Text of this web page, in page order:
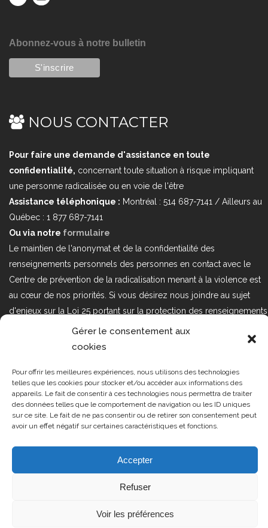
Gérer le consentement aux
cookies
Pour offrir les meilleures expériences, nous utilisons des technologies
telles que les cookies pour stocker et/ou accéder aux informations des
appareils. Le fait de consentir à ces technologies nous permettra de traiter
des données telles que le comportement de navigation ou les ID uniques
sur ce site. Le fait de ne pas consentir ou de retirer son consentement peut
avoir un effet négatif sur certaines caractéristiques et fonctions.
Accepter
Refuser
Voir les préférences
Abonnez-vous à notre bulletin
NOUS CONTACTER
Pour faire une demande d'assistance en toute
confidentialité, concernant toute situation à risque impliquant
une personne radicalisée ou en voie de l'être
Assistance téléphonique : Montréal : 514 687-7141 / Ailleurs au
Québec : 1 877 687-7141
Ou via notre formulaire
Le maintien de l'anonymat et de la confidentialité des
renseignements personnels des personnes en contact avec le
Centre de prévention de la radicalisation menant à la violence est
au cœur de nos priorités. Si vous désirez nous joindre au sujet
d'enjeux sur la Loi 25 portant sur la protection des renseignements
personnels dans le secteur privé, veuillez communiquer avec
nous à l'adresse courriel suivant : loi25@cprmv.org Pour en savoir
Tous droits réservés @2019 CPRMV
| Centre de prévention de la
radicalisation menant à la violence
(CPRMV)